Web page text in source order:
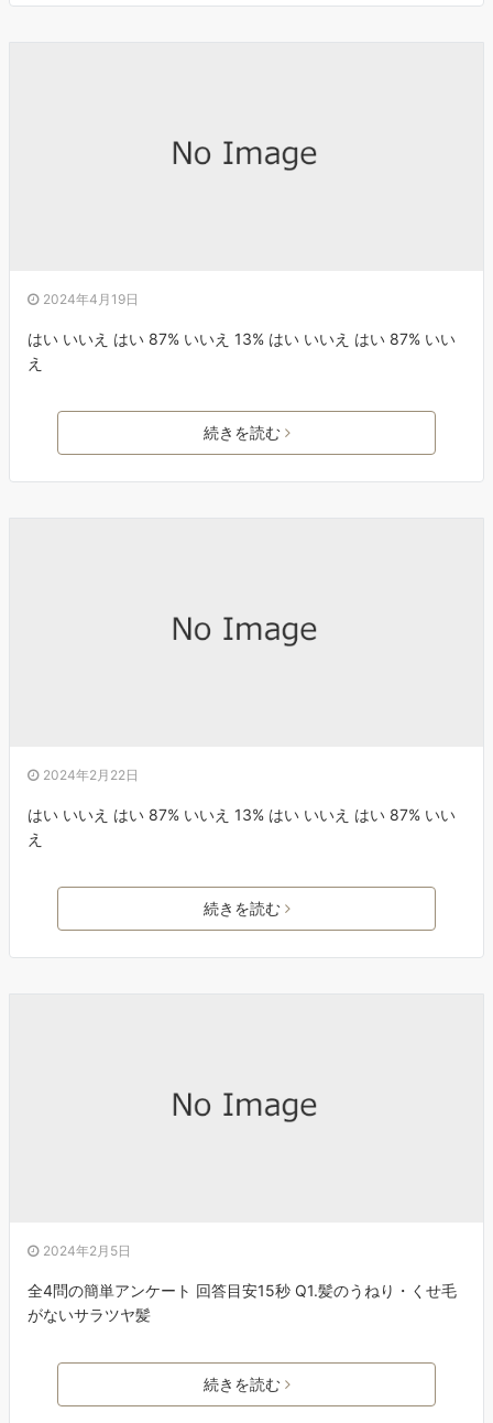
2024年4月19日
はい いいえ はい 87% いいえ 13% はい いいえ はい 87% いい
え
続きを読む
2024年2月22日
はい いいえ はい 87% いいえ 13% はい いいえ はい 87% いい
え
続きを読む
2024年2月5日
全4問の簡単アンケート 回答目安15秒 Q1.髪のうねり・くせ毛
がないサラツヤ髪
続きを読む